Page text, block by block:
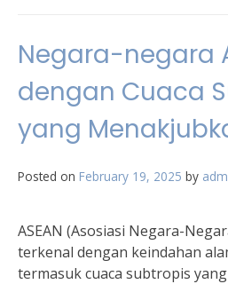
Negara-negara
dengan Cuaca
yang
Posted on February 19, 2025 by
ASEAN (Asosiasi Negara-
terkenal dengan keindahan
termasuk cuaca subtropis